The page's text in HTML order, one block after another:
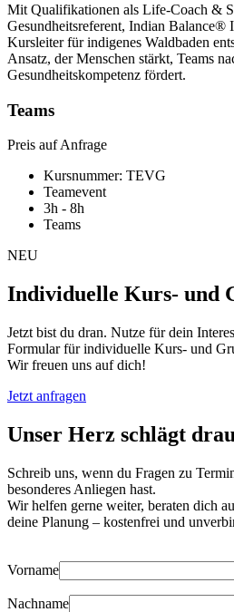
Mit Qualifikationen als Life-Coach &
Gesundheitsreferent, Indian Balance®
Kursleiter für indigenes Waldbaden
Ansatz, der Menschen stärkt, Teams
Gesundheitskompetenz fördert.
Teams
Preis auf Anfrage
Kursnummer: TEVG
Teamevent
3h - 8h
Teams
NEU
Individuelle Kurs- und
Jetzt bist du dran. Nutze für dein
Formular für individuelle Kurs- und
Wir freuen uns auf dich!
Jetzt anfragen
Unser Herz schlägt
Schreib uns, wenn du Fragen zu
besonderes Anliegen hast.
Wir helfen gerne weiter, beraten dich
deine Planung – kostenfrei und
Vorname
Nachname